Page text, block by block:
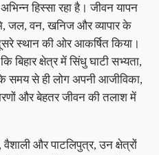
हिस्सा रहा है। जीवन यापन
जल, वन, खनिज और व्यापार के
स्थान की ओर आकर्षित किया।
बिहार क्षेत्र में सिंधु घाटी सभ्यता,
से ही लोग अपनी आजीविका,
और बेहतर जीवन की तलाश में
वैशाली और पाटलिपुत्र, उन क्षेत्रों